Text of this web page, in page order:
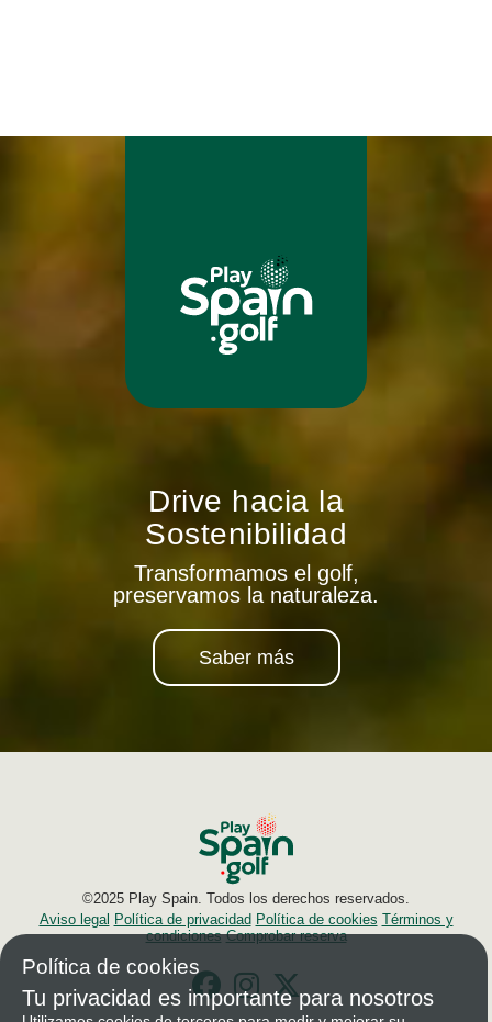
Drive hacia la
Sostenibilidad
Transformamos el golf,
preservamos la naturaleza.
Saber más
©2025 Play Spain. Todos los derechos reservados.
Aviso legal Política de privacidad Política de cookies Términos y
condiciones Comprobar reserva
Política de cookies
Tu privacidad es importante para nosotros